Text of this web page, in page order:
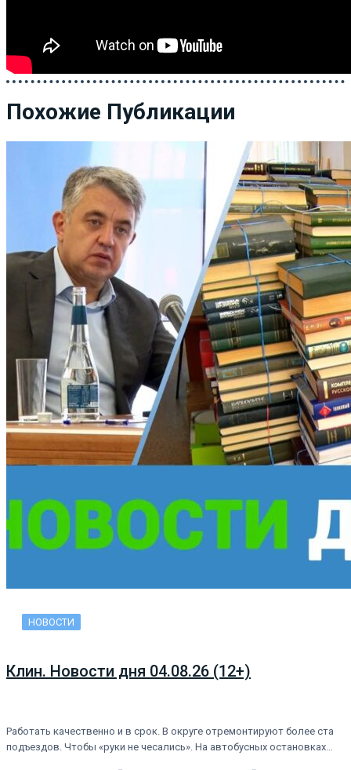
Похожие Публикации
НОВОСТИ
Клин. Новости дня 04.08.26 (12+)
Работать качественно и в срок. В округе отремонтируют более ста
подъездов. Чтобы «руки не чесались». На автобусных остановках…